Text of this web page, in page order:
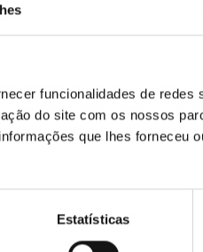
funcionalidades de redes
do site com os nossos
que lhes forneceu
Estatísticas
14,39€O
era:
14,39 €.
12,95€O
é:
12,95 €.
O